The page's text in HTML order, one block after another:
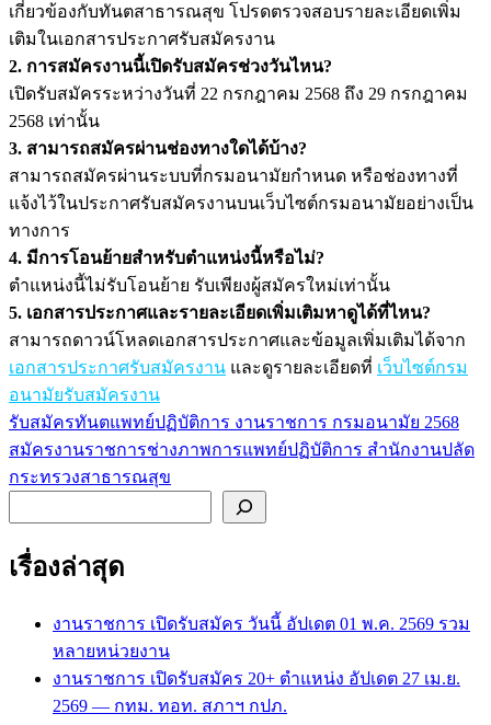
เกี่ยวข้องกับทันตสาธารณสุข โปรดตรวจสอบรายละเอียดเพิ่ม
เติมในเอกสารประกาศรับสมัครงาน
2. การสมัครงานนี้เปิดรับสมัครช่วงวันไหน?
เปิดรับสมัครระหว่างวันที่ 22 กรกฎาคม 2568 ถึง 29 กรกฎาคม
2568 เท่านั้น
3. สามารถสมัครผ่านช่องทางใดได้บ้าง?
สามารถสมัครผ่านระบบที่กรมอนามัยกำหนด หรือช่องทางที่
แจ้งไว้ในประกาศรับสมัครงานบนเว็บไซต์กรมอนามัยอย่างเป็น
ทางการ
4. มีการโอนย้ายสำหรับตำแหน่งนี้หรือไม่?
ตำแหน่งนี้ไม่รับโอนย้าย รับเพียงผู้สมัครใหม่เท่านั้น
5. เอกสารประกาศและรายละเอียดเพิ่มเติมหาดูได้ที่ไหน?
สามารถดาวน์โหลดเอกสารประกาศและข้อมูลเพิ่มเติมได้จาก
เอกสารประกาศรับสมัครงาน และดูรายละเอียดที่ เว็บไซต์กรม
อนามัยรับสมัครงาน
แนะแนว
เรื่อง
รับสมัครทันตแพทย์ปฏิบัติการ งานราชการ กรมอนามัย 2568
สมัครงานราชการช่างภาพการแพทย์ปฏิบัติการ สำนักงานปลัด
กระทรวงสาธารณสุข
เรื่องล่าสุด
งานราชการ เปิดรับสมัคร วันนี้ อัปเดต 01 พ.ค. 2569 รวม
หลายหน่วยงาน
งานราชการ เปิดรับสมัคร 20+ ตำแหน่ง อัปเดต 27 เม.ย.
2569 — กทม. ทอท. สภาฯ กปภ.